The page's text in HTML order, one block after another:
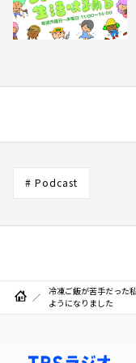
# Podcast
冷凍ご飯が苦手だった
ようになりました